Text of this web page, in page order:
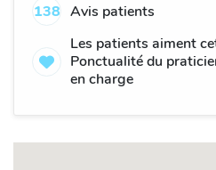
138 Avis patients
Les patients aiment
Ponctualité du
en charge